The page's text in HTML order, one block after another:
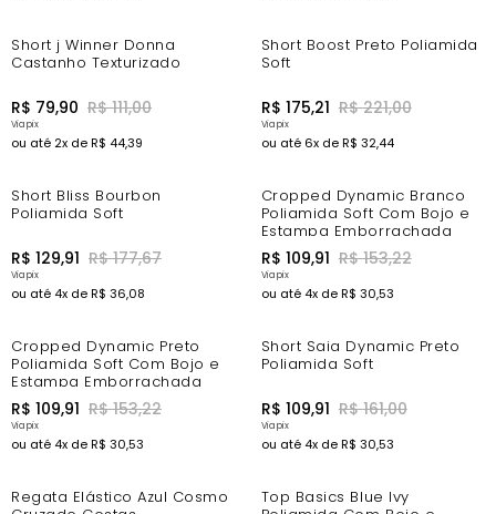
-20%
Short j Winner Donna
Castanho Texturizado
R$ 79,90 R$ 111,00
ou até 2x deR$ 44,39
Short Boost Preto Poliamida
Soft
R$ 175,21 R$ 221,00
ou até 6x deR$ 32,44
-19%
Short Bliss Bourbon
Poliamida Soft
R$ 129,91 R$ 177,67
ou até 4x deR$ 36,08
-20%
Cropped Dynamic Branco
Poliamida Soft Com Bojo e
Estampa Emborrachada
R$ 109,91 R$ 153,22
ou até 4x deR$ 30,53
-20%
Cropped Dynamic Preto
Poliamida Soft Com Bojo e
Estampa Emborrachada
R$ 109,91 R$ 153,22
ou até 4x deR$ 30,53
-24%
Short Saia Dynamic Preto
Poliamida Soft
R$ 109,91 R$ 161,00
ou até 4x deR$ 30,53
-44%
Regata Elástico Azul Cosmo
-44%
Top Basics Blue Ivy